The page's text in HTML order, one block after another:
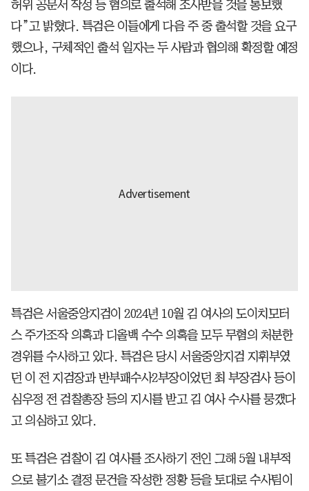
허위 공문서 작성 등 혐의로 출석해 조사받을 것을 통보했
다”고 밝혔다. 특검은 이들에게 다음 주 중 출석할 것을 요구
했으나, 구체적인 출석 일자는 두 사람과 협의해 확정할 예정
이다.
특검은 서울중앙지검이 2024년 10월 김 여사의 도이치모터
스 주가조작 의혹과 디올백 수수 의혹을 모두 무혐의 처분한
경위를 수사하고 있다. 특검은 당시 서울중앙지검 지휘부였
던 이 전 지검장과 반부패수사2부장이었던 최 부장검사 등이
심우정 전 검찰총장 등의 지시를 받고 김 여사 수사를 뭉갰다
고 의심하고 있다.
또 특검은 검찰이 김 여사를 조사하기 전인 그해 5월 내부적
으로 불기소 결정 문건을 작성한 정황 등을 토대로 수사팀이